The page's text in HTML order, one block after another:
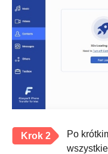
Krok 2
Po